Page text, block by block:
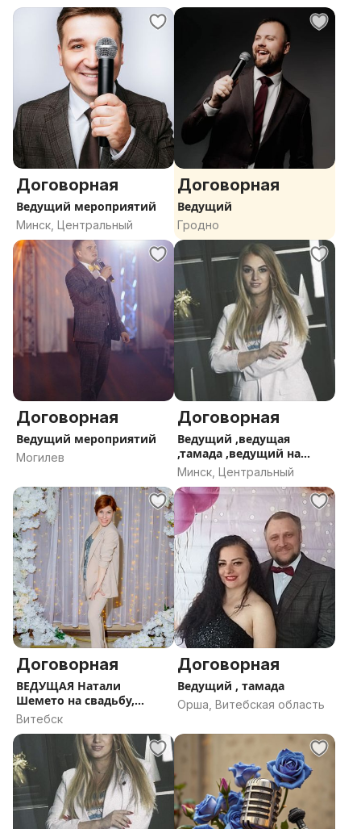
Договорная
Ведущий мероприятий
Минск, Центральный
Договорная
Ведущий
Гродно
Договорная
Ведущий мероприятий
Могилев
Договорная
Ведущий ,ведущая
,тамада ,ведущий на
юбилей ,ведущий на
день рождения,ведущий
на свадьбу
Минск, Центральный
Договорная
ВЕДУЩАЯ Натали
Шемето на свадьбу,
юбилей / ведущий
Витебск
Договорная
Ведущий , тамада
Орша, Витебская область